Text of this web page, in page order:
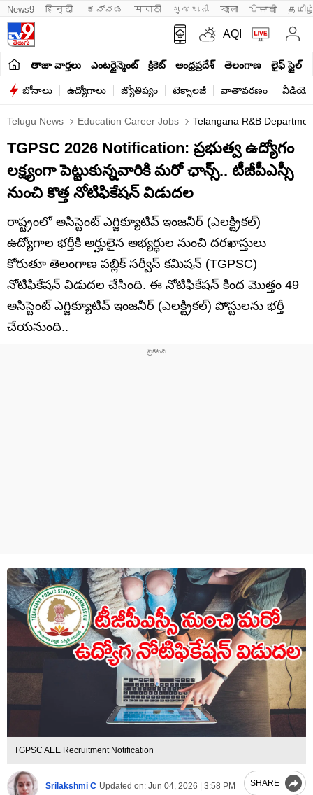
News9 हिन्दी ಕನ್ನಡ मराठी ગુજરાતી বাংলা ਪੰਜਾਬੀ
AQI
తాజా వార్తలు ఎంటర్టైన్మెంట్ క్రికెట్ ఆంధ్రప్రదేశ్ తెలంగాణ లైఫ్ స్టైల్
బోనాలు ఉద్యోగాలు జ్యోతిష్యం టెక్నాలజీ వాతావరణం
Telugu News Education Career Jobs Telangana R&B
TGPSC 2026 Notification: ప్రభుత్వ ఉద్యోగం
లక్ష్యంగా పెట్టుకున్నవారికి మరో ఛాన్స్.. టీజీపీఎస్సీ
నుంచి కొత్త నోటిఫికేషన్‌ విడుదల
రాష్ట్రంలో అసిస్టెంట్ ఎగ్జిక్యూటివ్ ఇంజనీర్ (ఎలక్ట్రికల్)
ఉద్యోగాల భర్తీకి అర్హులైన అభ్యర్ధుల నుంచి దరఖాస్తులు
కోరుతూ తెలంగాణ పబ్లిక్ సర్వీస్ కమిషన్ (TGPSC)
నోటిఫికేషన్ విడుదల చేసింది. ఈ నోటిఫికేషన్‌ కింద మొత్తం 49
అసిస్టెంట్ ఎగ్జిక్యూటివ్ ఇంజనీర్ (ఎలక్ట్రికల్) పోస్టులను భర్తీ
చేయనుంది..
TGPSC AEE Recruitment Notification
Srilakshmi C Updated on: Jun 04, 2026 | 3:58 PM SHARE